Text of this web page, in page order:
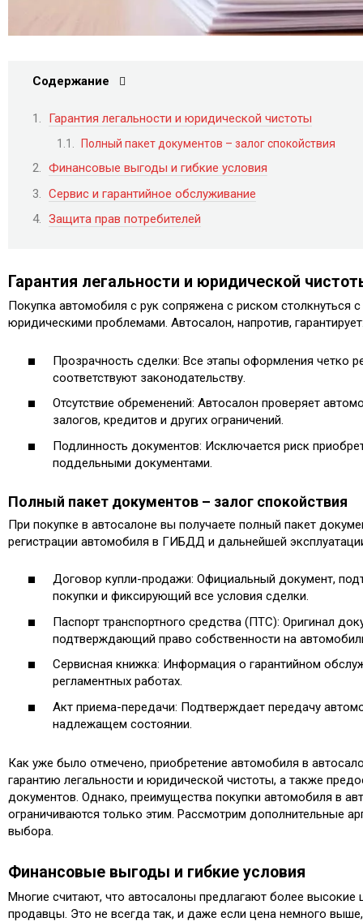
Содержание
Гарантия легальности и юридической чистоты
Полный пакет документов – залог спокойствия
Финансовые выгоды и гибкие условия
Сервис и гарантийное обслуживание
Защита прав потребителей
Гарантия легальности и юридической
Покупка автомобиля с рук сопряжена с риском столкнуться
юридическими проблемами. Автосалон, напротив,
Прозрачность сделки: Все этапы оформления четко
соответствуют законодательству.
Отсутствие обременений: Автосалон проверяет
залогов, кредитов и других ограничений.
Подлинность документов: Исключается риск
поддельными документами.
Полный пакет документов – залог спокойствия
При покупке в автосалоне вы получаете полный пакет
регистрации автомобиля в ГИБДД и дальнейшей
Договор купли-продажи: Официальный документ,
покупки и фиксирующий все условия сделки.
Паспорт транспортного средства (ПТС): Оригинал
подтверждающий право собственности на
Сервисная книжка: Информация о гарантийном
регламентных работах.
Акт приема-передачи: Подтверждает передачу
надлежащем состоянии.
Как уже было отмечено, приобретение автомобиля в
гарантию легальности и юридической чистоты, а также
документов. Однако, преимущества покупки автомобиля в
ограничиваются только этим. Рассмотрим дополнительные
выбора.
Финансовые выгоды и гибкие условия
Многие считают, что автосалоны предлагают более высокие
продавцы. Это не всегда так, и даже если цена немного